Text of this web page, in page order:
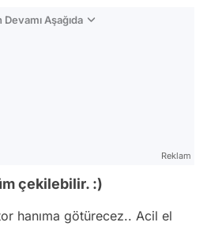
Aşağıda
Reklam
çekilebilir. :)
hanıma götürecez.. Acil el